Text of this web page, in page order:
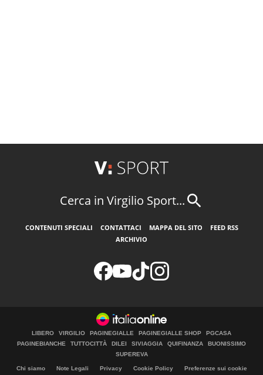
Cerca in Virgilio Sport...
CONTENUTI SPECIALI CONTATTACI MAPPA DEL SITO
FEED RSS
ARCHIVIO
LIBERO VIRGILIO PAGINEGIALLE PAGINEGIALLE SHOP
PGCASA
PAGINEBIANCHE
TUTTOCITTÀ DILEI SIVIAGGIA QUIFINANZA
BUONISSIMO
SUPEREVA
Chi siamo Note Legali Privacy Cookie Policy
Preferenze sui cookie